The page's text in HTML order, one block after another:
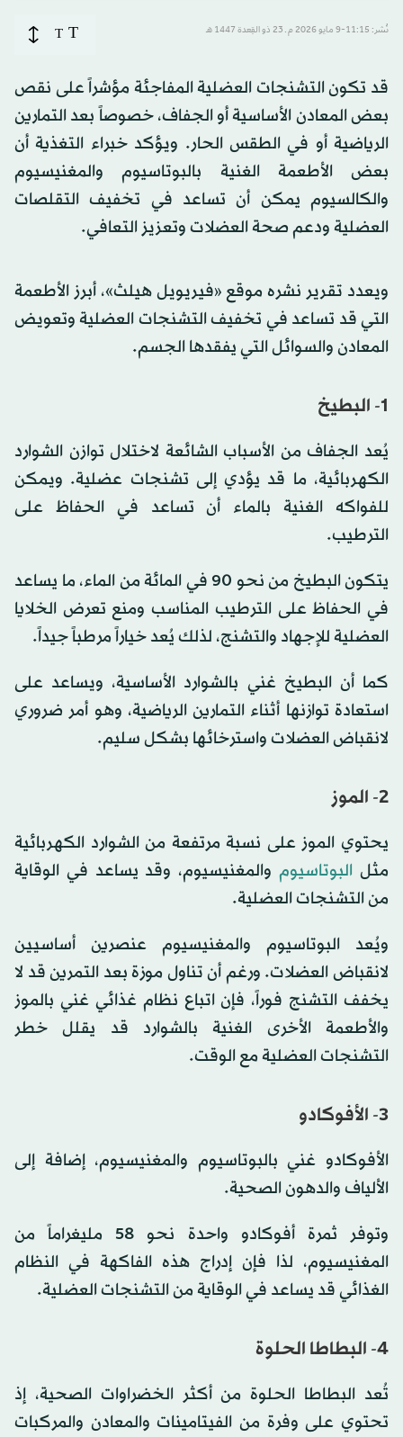
نُشر: 11:15-9 مايو 2026 م ـ 23 ذو القِعدة 1447 هـ T
T
قد تكون التشنجات العضلية المفاجئة مؤشراً على نقص
بعض المعادن الأساسية أو الجفاف، خصوصاً بعد التمارين
الرياضية أو في الطقس الحار. ويؤكد خبراء التغذية أن
بعض الأطعمة الغنية بالبوتاسيوم والمغنيسيوم
والكالسيوم يمكن أن تساعد في تخفيف التقلصات
العضلية ودعم صحة العضلات وتعزيز التعافي.
ويعدد تقرير نشره موقع «فيريويل هيلث»، أبرز الأطعمة
التي قد تساعد في تخفيف التشنجات العضلية وتعويض
المعادن والسوائل التي يفقدها الجسم.
1- البطيخ
يُعد الجفاف من الأسباب الشائعة لاختلال توازن الشوارد
الكهربائية، ما قد يؤدي إلى تشنجات عضلية. ويمكن
للفواكه الغنية بالماء أن تساعد في الحفاظ على
الترطيب.
يتكون البطيخ من نحو 90 في المائة من الماء، ما يساعد
في الحفاظ على الترطيب المناسب ومنع تعرض الخلايا
العضلية للإجهاد والتشنج، لذلك يُعد خياراً مرطباً جيداً.
كما أن البطيخ غني بالشوارد الأساسية، ويساعد على
استعادة توازنها أثناء التمارين الرياضية، وهو أمر ضروري
لانقباض العضلات واسترخائها بشكل سليم.
2- الموز
يحتوي الموز على نسبة مرتفعة من الشوارد الكهربائية
مثل البوتاسيوموالمغنيسيوم، وقد يساعد في الوقاية
من التشنجات العضلية.
ويُعد البوتاسيوم والمغنيسيوم عنصرين أساسيين
لانقباض العضلات. ورغم أن تناول موزة بعد التمرين قد لا
يخفف التشنج فوراً، فإن اتباع نظام غذائي غني بالموز
والأطعمة الأخرى الغنية بالشوارد قد يقلل خطر
التشنجات العضلية مع الوقت.
3- الأفوكادو
الأفوكادو غني بالبوتاسيوم والمغنيسيوم، إضافة إلى
الألياف والدهون الصحية.
وتوفر ثمرة أفوكادو واحدة نحو 58 مليغراماً من
المغنيسيوم، لذا فإن إدراج هذه الفاكهة في النظام
الغذائي قد يساعد في الوقاية من التشنجات العضلية.
4- البطاطا الحلوة
تُعد البطاطا الحلوة من أكثر الخضراوات الصحية، إذ
تحتوي على وفرة من الفيتامينات والمعادن والمركبات